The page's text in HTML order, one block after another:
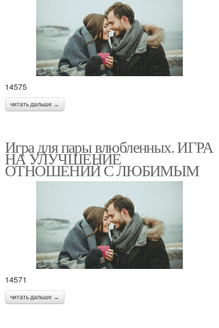
14575
читать дальше →
Игра для пары влюбленных. ИГРА
НА УЛУЧШЕНИЕ
ОТНОШЕНИЙ С ЛЮБИМЫМ
14571
читать дальше →